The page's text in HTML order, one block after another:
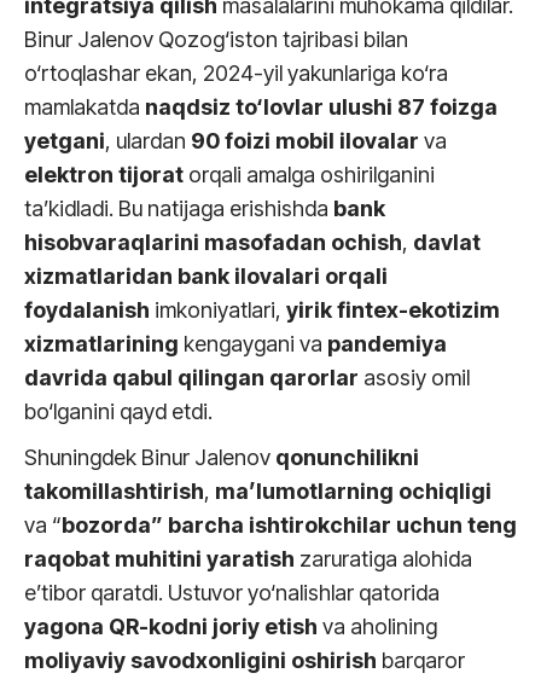
integratsiya qilish masalalarini muhokama qildilar.
Binur Jalenov Qozog‘iston tajribasi bilan
o‘rtoqlashar ekan, 2024-yil yakunlariga ko‘ra
mamlakatda naqdsiz to‘lovlar ulushi 87 foizga
yetgani, ulardan 90 foizi mobil ilovalar va
elektron tijorat orqali amalga oshirilganini
ta’kidladi. Bu natijaga erishishda bank
hisobvaraqlarini masofadan ochish, davlat
xizmatlaridan bank ilovalari orqali
foydalanish imkoniyatlari, yirik fintex-ekotizim
xizmatlarining kengaygani va pandemiya
davrida qabul qilingan qarorlar asosiy omil
bo‘lganini qayd etdi.
Shuningdek Binur Jalenov qonunchilikni
takomillashtirish, ma’lumotlarning ochiqligi
va “bozorda” barcha ishtirokchilar uchun teng
raqobat muhitini yaratish zaruratiga alohida
e’tibor qaratdi. Ustuvor yo‘nalishlar qatorida
yagona QR-kodni joriy etish va aholining
moliyaviy savodxonligini oshirish barqaror